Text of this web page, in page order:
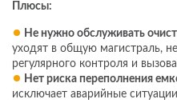
Плюсы:
Не нужно обслуживать
уходят в общую магистраль,
регулярного контроля и
Нет риска переполнения
исключает аварийные